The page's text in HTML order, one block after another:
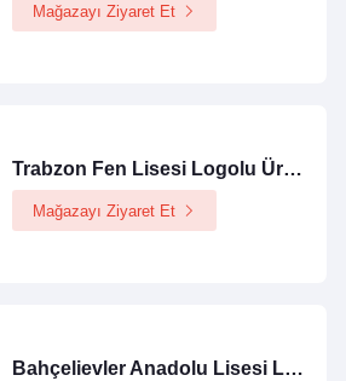
Mağazayı Ziyaret Et
Trabzon Fen Lisesi Logolu Ürünler Mağazası
Mağazayı Ziyaret Et
Bahçelievler Anadolu Lisesi Logolu Ürünler Mağazası